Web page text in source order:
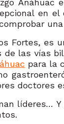
Anáhuac
en
Fortes, es
de las vías
para la
doctores
líderes… Y